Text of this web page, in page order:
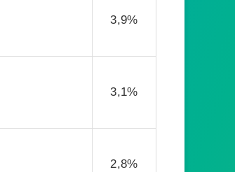
3,9%
3,1%
2,8%